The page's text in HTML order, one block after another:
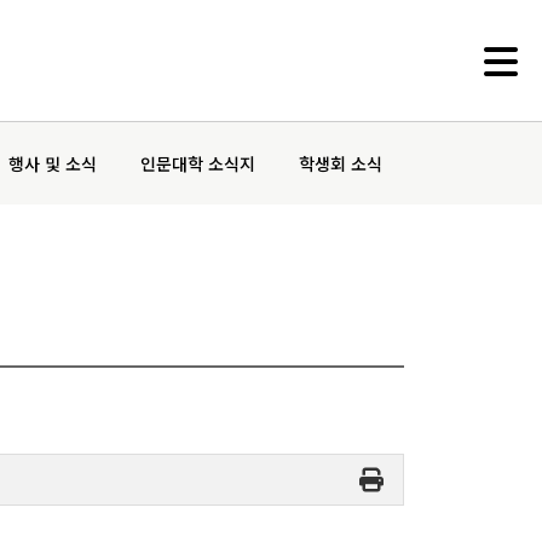
행사 및 소식 인문대학 소식지 학생회 소식
동아문화연구소
러시아연구소
예술문화연구소
언어연구소
중앙유라시아연구소
서양고전학연구소
역사연구소